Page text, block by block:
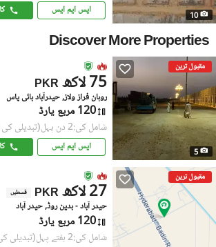
10 ایس ایم ایس
Discover More Properties
مقبول ترین
5
PKR 75 لاکھ
روہان فراز ولاز, حیدرآباد بائی پاس
120 مربع یارڈ
شامل کی:2 دن پہل (تبدیلی کی گئی:7
ایس ایم ایس
مقبول ترین
PKR 27 لاکھ قسطیں
حیدر آباد - بدین روڈ, حیدر آباد
120 مربع یارڈ
شامل کی:2 ہفتے پہل (تبدیلی کی